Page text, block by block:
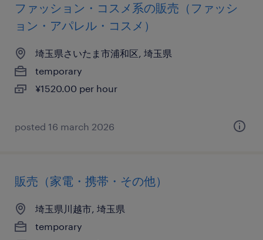
ファッション・コスメ系の販売（ファッシ
ョン・アパレル・コスメ）
埼玉県さいたま市浦和区, 埼玉県
temporary
¥1520.00 per hour
posted 16 march 2026
販売（家電・携帯・その他）
埼玉県川越市, 埼玉県
temporary